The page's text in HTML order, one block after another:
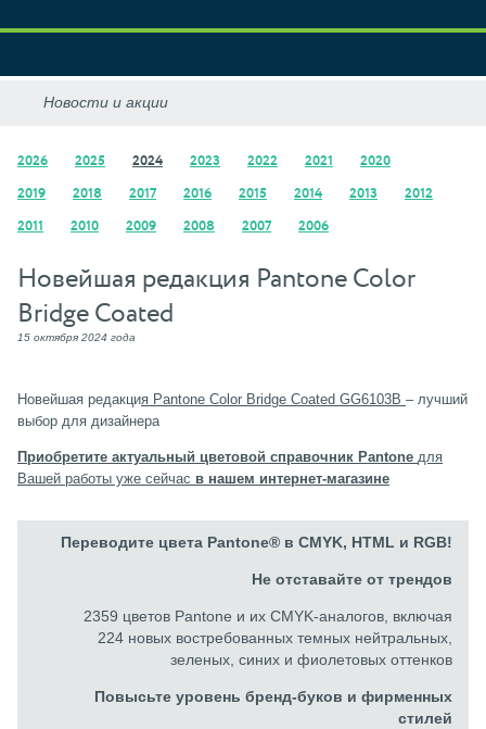
2026 2025 2024 2023 2022 2021 2020
2019 2018 2017 2016 2015 2014 2013 2012
2011 2010 2009 2008 2007 2006
Новейшая редакция Pantone Color
Bridge Coated
15 октября 2024 года
Новейшая редакция Pantone Color Bridge Coated GG6103B – лучший
выбор для дизайнера
Приобретите актуальный цветовой справочник Pantone для
Вашей работы уже сейчас в нашем интернет-магазине
Переводите цвета Pantone® в CMYK, HTML и RGB!
Не отставайте от трендов
2359 цветов Pantone и их CMYK-аналогов, включая
224 новых востребованных темных нейтральных,
зеленых, синих и фиолетовых оттенков
Повысьте уровень бренд-буков и фирменных
стилей